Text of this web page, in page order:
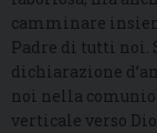
camminare
Padre di tutti noi.
dichiarazione
noi nella
verticale verso